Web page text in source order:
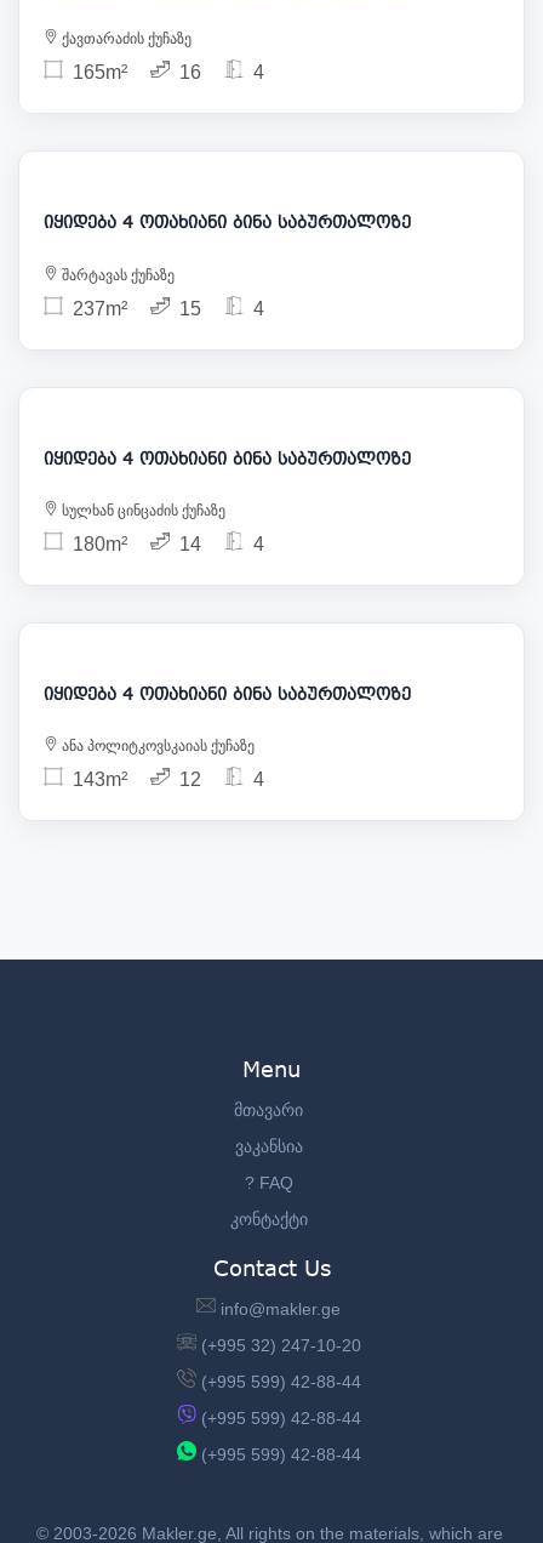
ქავთარაძის ქუჩაზე
165m² 16 4
250 000
იყიდება 4 ოთახიანი ბინა საბურთალოზე
შარტავას ქუჩაზე
237m² 15 4
315 000
იყიდება 4 ოთახიანი ბინა საბურთალოზე
სულხან ცინცაძის ქუჩაზე
180m² 14 4
248 000
იყიდება 4 ოთახიანი ბინა საბურთალოზე
ანა პოლიტკოვსკაიას ქუჩაზე
143m² 12 4
Menu
მთავარი
ვაკანსია
? FAQ
კონტაქტი
Contact Us
info@makler.ge
(+995 32) 247-10-20
(+995 599) 42-88-44
(+995 599) 42-88-44
(+995 599) 42-88-44
© 2003-2026 Makler.ge, All rights on the materials, which are